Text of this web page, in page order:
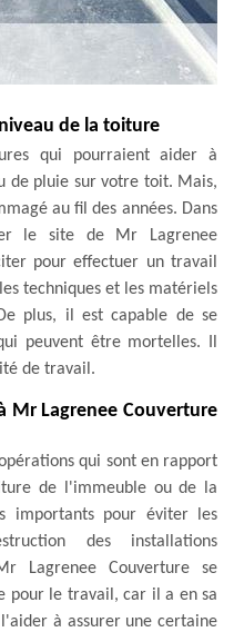
de la toiture
qui pourraient aider à
de pluie sur votre toit. Mais,
au fil des années. Dans
le site de Mr Lagrenee
pour effectuer un travail
techniques et les matériels
plus, il est capable de se
peuvent être mortelles. Il
de travail.
Mr Lagrenee Couverture
qui sont en rapport
de l'immeuble ou de la
importants pour éviter les
des installations
Lagrenee Couverture se
pour le travail, car il a en sa
à assurer une certaine